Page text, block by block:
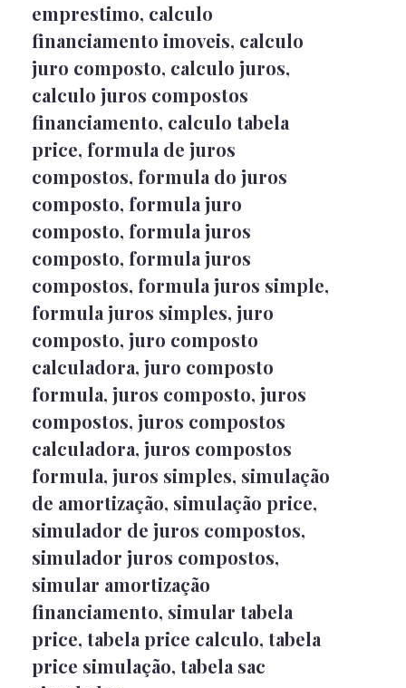
emprestimo, calculo
financiamento imoveis, calculo
juro composto, calculo juros,
calculo juros compostos
financiamento, calculo tabela
price, formula de juros
compostos, formula do juros
composto, formula juro
composto, formula juros
composto, formula juros
compostos, formula juros simple,
formula juros simples, juro
composto, juro composto
calculadora, juro composto
formula, juros composto, juros
compostos, juros compostos
calculadora, juros compostos
formula, juros simples, simulação
de amortização, simulação price,
simulador de juros compostos,
simulador juros compostos,
simular amortização
financiamento, simular tabela
price, tabela price calculo, tabela
price simulação, tabela sac